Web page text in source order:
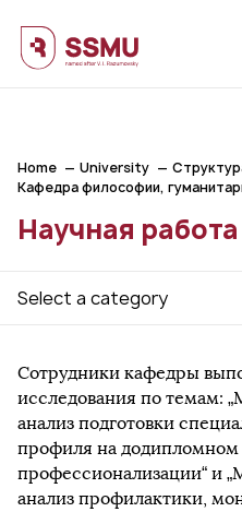
Home University
Кафедра философии,
Научная работа
Select a category
Сотрудники кафедры
исследования по темам:
анализ подготовки
профиля на
профессионализации“ и
анализ профилактики,